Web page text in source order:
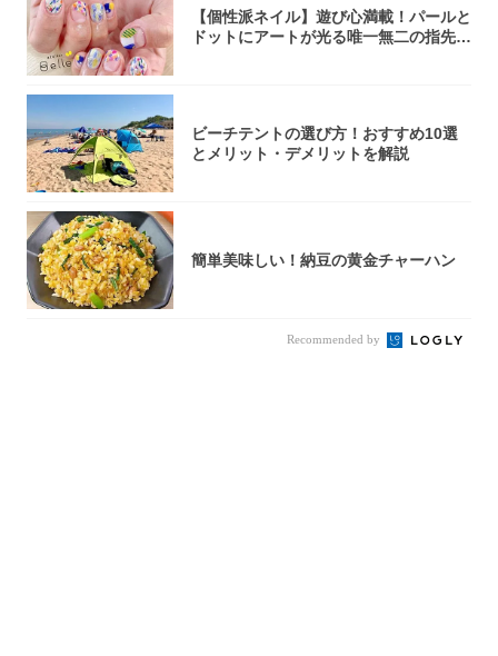
【個性派ネイル】遊び心満載！パールと
ドットにアートが光る唯一無二の指先が
ビーチテントの選び方！おすすめ10選
とメリット・デメリットを解説
簡単美味しい！納豆の黄金チャーハン
Recommended by